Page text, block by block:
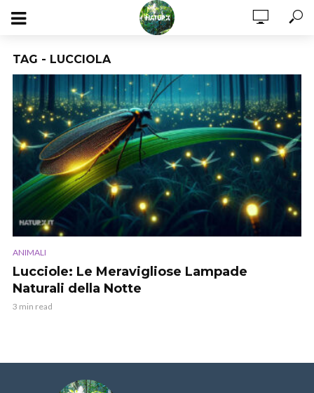
TAG - LUCCIOLA
ANIMALI
Lucciole: Le Meravigliose Lampade
Naturali della Notte
3 min read